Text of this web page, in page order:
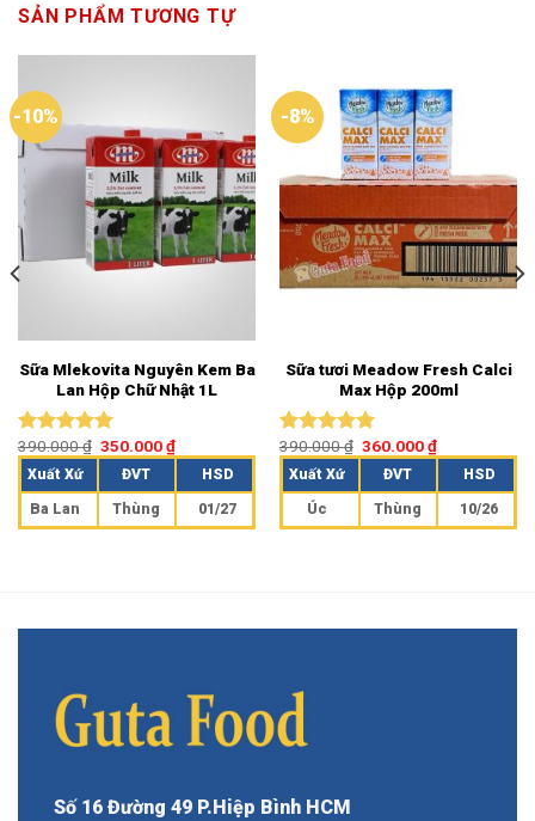
SẢN PHẨM TƯƠNG TỰ
-10%
Sữa Mlekovita Nguyên Kem Ba
Lan Hộp Chữ Nhật 1L
Được xếp
hạng 5.00
390.000₫ 350.000₫
Xuất Xứ ĐVT HSD
Ba Lan Thùng 01/27
-8%
Sữa tươi Meadow Fresh Calci
Max Hộp 200ml
Được xếp
hạng 5.00
390.000₫ 360.000₫
Xuất Xứ ĐVT HSD
Úc Thùng 10/26
Số 16 Đường 49 P.Hiệp Bình HCM